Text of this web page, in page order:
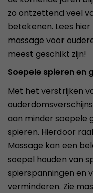
zo ontzettend veel
betekenen. Lees
massage voor
meest geschikt zijn!
Soepele spieren en
Met het verstrijken
aan minder soepele
spieren. Hierdoor
Massage kan een
soepel houden van
spierspanningen en
verminderen. Zie